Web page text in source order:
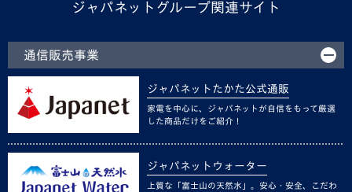
ジャパネットグループ関連サイト
通信販売事業
ジャパネットたかた公式通販
家電を中心に、ジャパネットが自信をもって厳選
した商品だけをご紹介！
ジャパネットウォーター
上質な「富士山の天然水」。安心・安全、こだわ